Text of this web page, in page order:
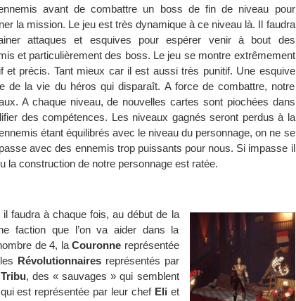
avant de combattre un boss de fin de niveau pour
la mission. Le jeu est très dynamique à ce niveau là. Il faudra
attaques et esquives pour espérer venir à bout des
et particulièrement des boss. Le jeu se montre extrêmement
et précis. Tant mieux car il est aussi très punitif. Une esquive
de la vie du héros qui disparaît. A force de combattre, notre
A chaque niveau, de nouvelles cartes sont piochées dans
des compétences. Les niveaux gagnés seront perdus à la
étant équilibrés avec le niveau du personnage, on ne se
avec des ennemis trop puissants pour nous. Si impasse il
la construction de notre personnage est ratée.
faudra à chaque fois, au début de la
faction que l’on va aider dans la
de 4, laCouronne représentée
Révolutionnaires représentés par
Tribu, des « sauvages » qui semblent
est représentée par leur chef Eli et